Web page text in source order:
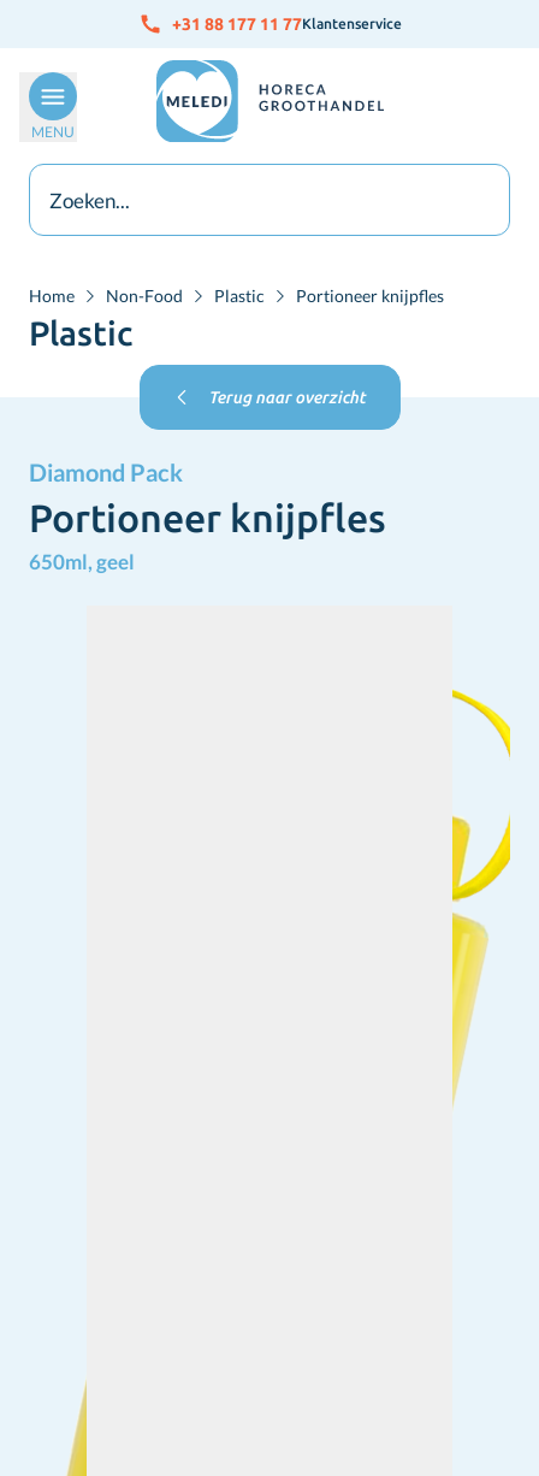
Ga naar de inhoud +31 88 177 11 77Klantenservice
MENU
Home Non-Food Plastic Portioneer knijpfles
Plastic
Terug naar overzicht
Diamond Pack
Portioneer knijpfles
650ml, geel